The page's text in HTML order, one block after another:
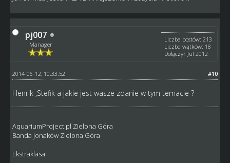
pj007
Manager
Liczba postów: 213
Liczba wątków: 18
Dołączył: Jul 2012
#10
2014-06-12, 10:33:52
Henrik ,Stefik a jakie jest wasze zdanie w tym temacie ?
AquariumProject.pl Zielona Góra
Banda Jonaków Zielona Góra
Ekstraklasa